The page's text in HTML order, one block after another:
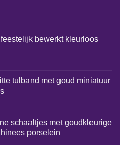
bewerkt kleurloos
tulband met goud miniatuur
schaaltjes met goudkleurige
porselein